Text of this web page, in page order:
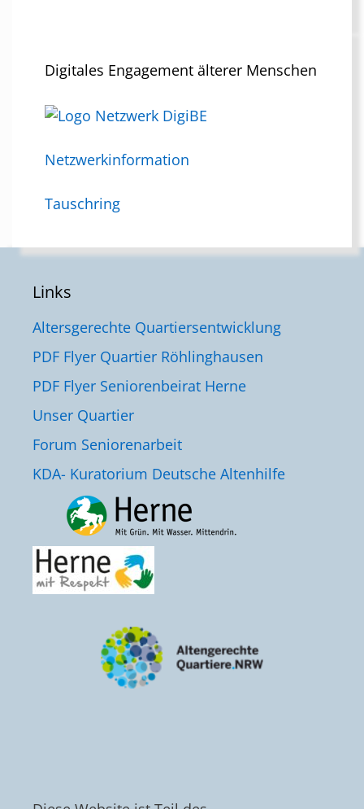
Digitales Engagement älterer Menschen
Netzwerkinformation
Tauschring
Links
Altersgerechte Quartiersentwicklung
PDF Flyer Quartier Röhlinghausen
PDF Flyer Seniorenbeirat Herne
Unser Quartier
Forum Seniorenarbeit
KDA- Kuratorium Deutsche Altenhilfe